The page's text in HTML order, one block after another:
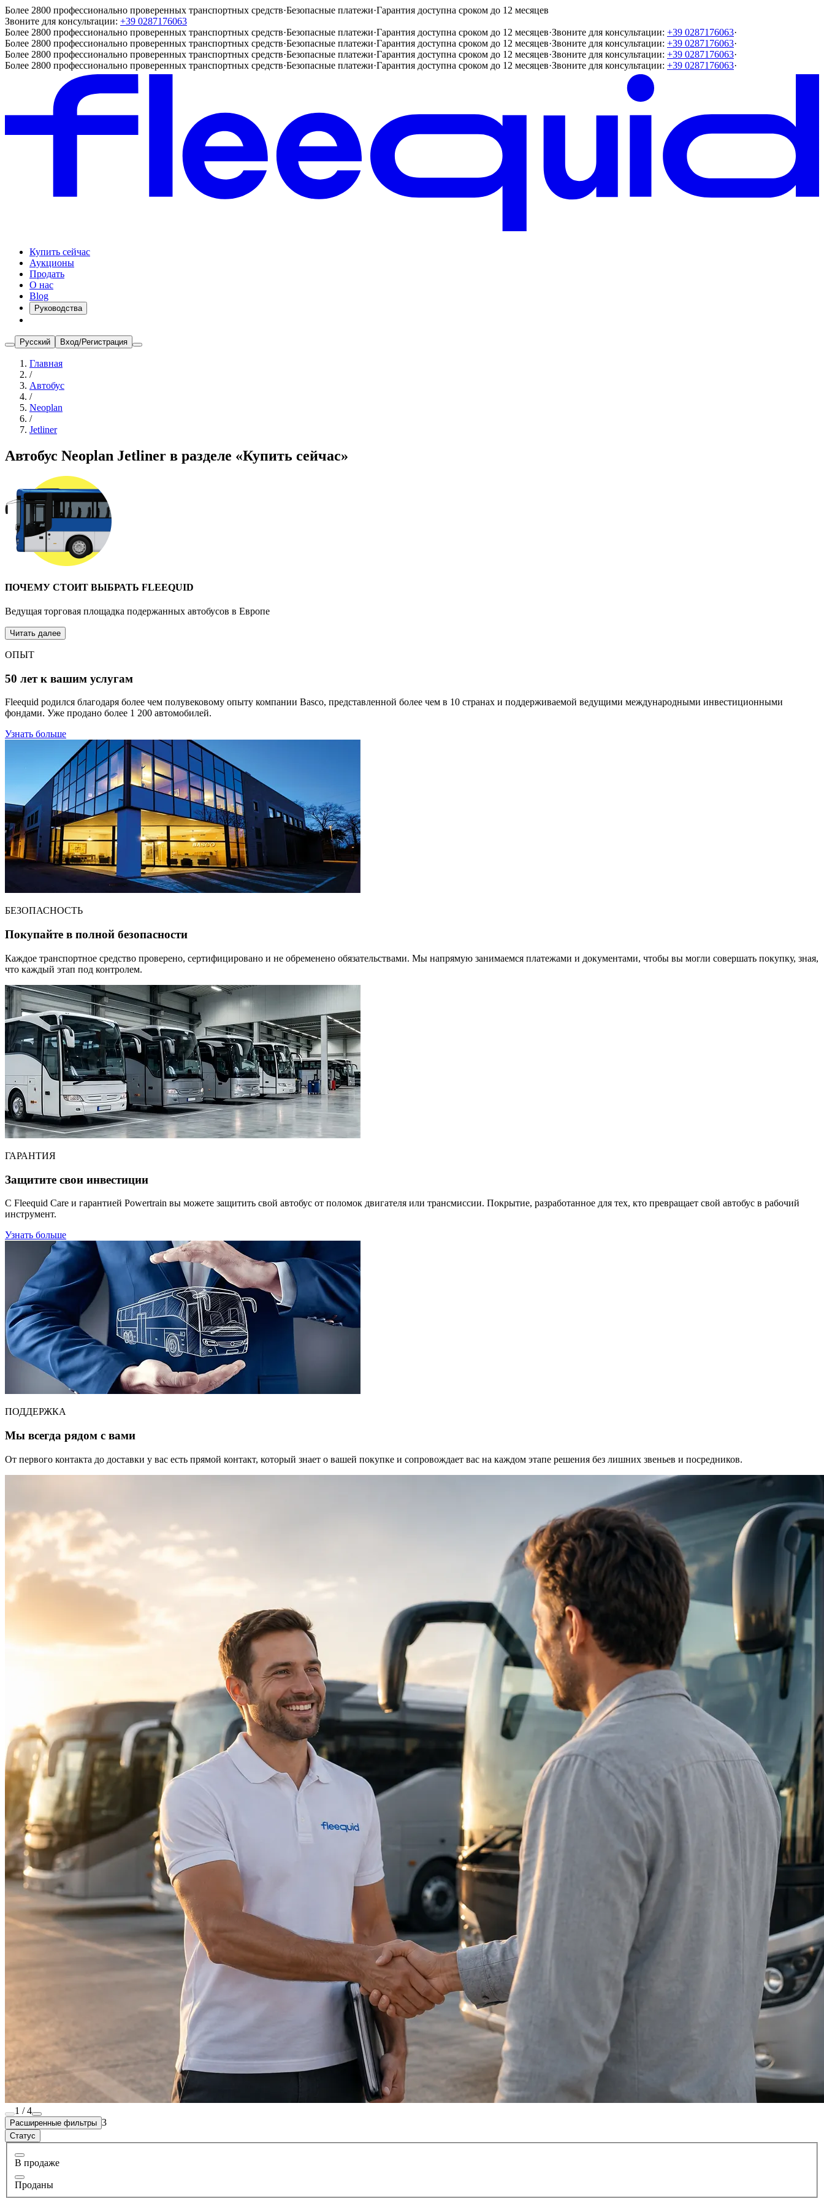
Более 2800 профессионально проверенных транспортных средств·Безопасные платежи·Гарантия доступна сроком до 12 месяцев
Звоните для консультации: +39 0287176063
Более 2800 профессионально проверенных транспортных средств·Безопасные платежи·Гарантия доступна сроком до 12 месяцев·Звоните для консультации: +39 0287176063·
Более 2800 профессионально проверенных транспортных средств·Безопасные платежи·Гарантия доступна сроком до 12 месяцев·Звоните для консультации: +39 0287176063·
Более 2800 профессионально проверенных транспортных средств·Безопасные платежи·Гарантия доступна сроком до 12 месяцев·Звоните для консультации: +39 0287176063·
Более 2800 профессионально проверенных транспортных средств·Безопасные платежи·Гарантия доступна сроком до 12 месяцев·Звоните для консультации: +39 0287176063·
Купить сейчас
Аукционы
Продать
О нас
Blog
Руководства
Русский Вход/Регистрация
Главная
/
Автобус
/
Neoplan
/
Jetliner
Автобус Neoplan Jetliner в разделе «Купить сейчас»
ПОЧЕМУ СТОИТ ВЫБРАТЬ FLEEQUID
Ведущая торговая площадка подержанных автобусов в Европе
Читать далее
ОПЫТ
50 лет к вашим услугам
Fleequid родился благодаря более чем полувековому опыту компании Basco, представленной более чем в 10 странах и поддерживаемой ведущими международными инвестиционными
фондами. Уже продано более 1 200 автомобилей.
Узнать больше
БЕЗОПАСНОСТЬ
Покупайте в полной безопасности
Каждое транспортное средство проверено, сертифицировано и не обременено обязательствами. Мы напрямую занимаемся платежами и документами, чтобы вы могли совершать покупку, зная,
что каждый этап под контролем.
ГАРАНТИЯ
Защитите свои инвестиции
С Fleequid Care и гарантией Powertrain вы можете защитить свой автобус от поломок двигателя или трансмиссии. Покрытие, разработанное для тех, кто превращает свой автобус в рабочий
инструмент.
Узнать больше
ПОДДЕРЖКА
Мы всегда рядом с вами
От первого контакта до доставки у вас есть прямой контакт, который знает о вашей покупке и сопровождает вас на каждом этапе решения без лишних звеньев и посредников.
1 / 4
Расширенные фильтры 3
Статус
В продаже
Проданы